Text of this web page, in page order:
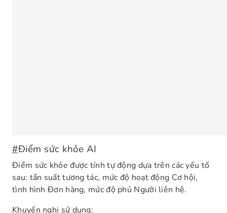
#Điểm sức khỏe AI
Điểm sức khỏe được tính tự động dựa trên các yếu tố
sau: tần suất tương tác, mức độ hoạt động Cơ hội,
tình hình Đơn hàng, mức độ phủ Người liên hệ.
Khuyến nghị sử dụng: